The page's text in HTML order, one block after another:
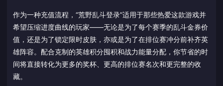
作为一种充值流程，“荒野乱斗登录”适用于那些热爱这款游戏并
希望压缩进度曲线的玩家——无论是为了每个赛季的乱斗金券价
值，还是为了锁定限时皮肤，亦或是为了在排位赛冲分前补齐英
雄阵容。配合克制的英雄积分囤积和战力能量分配，你节省的时
间将直接转化为更多的奖杯、更高的排位赛名次和更完整的收
藏。